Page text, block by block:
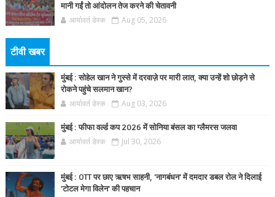
मानी गईं तो आंदोलन तेज करने की चेतावनी
आर्यावर्त डेस्क Aug 05, 2026
टीवी खबर
मुंबई : सोहेल खान ने गुस्से में दरवाज़े पर मारी लात, क्या उन्हें शो छोड़ने से
रोकने पहुंचे सलमान खान?
आर्यावर्त डेस्क Aug 03, 2026
मुंबई : फीफा वर्ल्ड कप 2026 में सोनिया बंसल का ग्लैमरस जलवा
आर्यावर्त डेस्क Jul 30, 2026
मुंबई : OTT पर छाए ऋषभ साहनी, 'नागबंधन' में दमदार डबल रोल ने दिलाई
'टोटल मेगा विलेन' की पहचान